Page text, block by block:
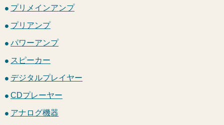
プリメインアンプ
プリアンプ
パワーアンプ
スピーカー
デジタルプレイヤー
CDプレーヤー
アナログ機器